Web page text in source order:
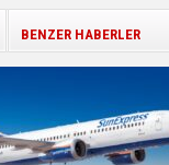
BENZER HABERLER